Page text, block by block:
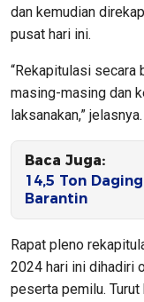
dan kemudian
pusat hari ini.
“Rekapitulasi secara
masing-masing dan
laksanakan,” jelasnya.
Baca Juga:
14,5 Ton
Barantin
Rapat pleno
2024 hari ini dihadiri
peserta pemilu.